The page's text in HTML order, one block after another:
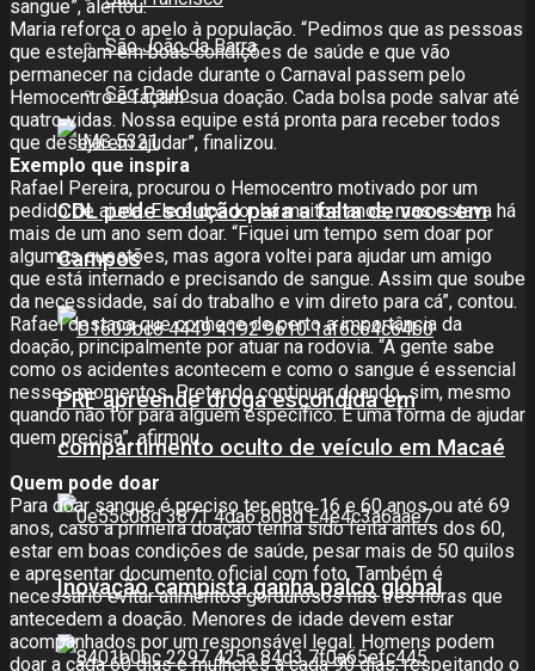
São João da Barra
São Paulo
CDL pede solução para a falta de voos em
Campos
PRF apreende droga escondida em
compartimento oculto de veículo em Macaé
Inovação campista ganha palco global
sangue”, alertou.
Maria reforça o apelo à população. “Pedimos que as pessoas
que estejam em boas condições de saúde e que vão
permanecer na cidade durante o Carnaval passem pelo
Hemocentro e façam sua doação. Cada bolsa pode salvar até
quatro vidas. Nossa equipe está pronta para receber todos
que desejarem ajudar”, finalizou.
Exemplo que inspira
Rafael Pereira, procurou o Hemocentro motivado por um
pedido de ajuda. Ele é doador há muitos anos, mas estava há
mais de um ano sem doar. “Fiquei um tempo sem doar por
algumas questões, mas agora voltei para ajudar um amigo
que está internado e precisando de sangue. Assim que soube
da necessidade, saí do trabalho e vim direto para cá”, contou.
Rafael destaca que conhece de perto a importância da
doação, principalmente por atuar na rodovia. “A gente sabe
como os acidentes acontecem e como o sangue é essencial
nesses momentos. Pretendo continuar doando, sim, mesmo
quando não for para alguém específico. É uma forma de ajudar
quem precisa”, afirmou.
Quem pode doar
Para doar sangue é preciso ter entre 16 e 60 anos ou até 69
anos, caso a primeira doação tenha sido feita antes dos 60,
estar em boas condições de saúde, pesar mais de 50 quilos
e apresentar documento oficial com foto. Também é
necessário evitar alimentos gordurosos nas três horas que
antecedem a doação. Menores de idade devem estar
acompanhados por um responsável legal. Homens podem
doar a cada 60 dias e mulheres a cada 90 dias, respeitando o